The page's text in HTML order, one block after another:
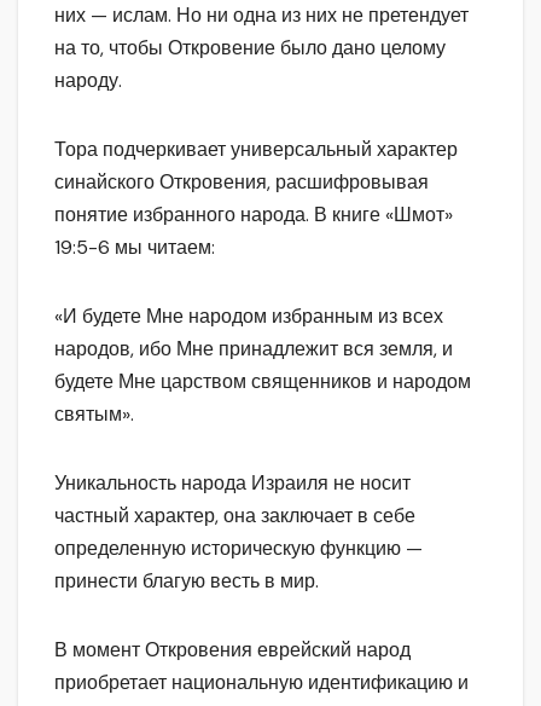
них — ислам. Но ни одна из них не претендует
на то, чтобы Откровение было дано целому
народу.
Тора подчеркивает универсальный характер
синайского Откровения, расшифровывая
понятие избранного народа. В книге «Шмот»
19:5-6 мы читаем:
«И будете Мне народом избранным из всех
народов, ибо Мне принадлежит вся земля, и
будете Мне царством священников и народом
святым».
Уникальность народа Израиля не носит
частный характер, она заключает в себе
определенную историческую функцию —
принести благую весть в мир.
В момент Откровения еврейский народ
приобретает национальную идентификацию и